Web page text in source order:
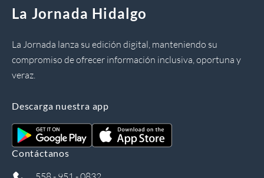
La Jornada Hidalgo
La Jornada lanza su edición digital, manteniendo su
compromiso de ofrecer información inclusiva, oportuna y
veraz.
Descarga nuestra app
Contáctanos